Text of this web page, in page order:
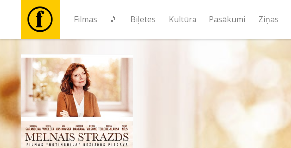
Filmas 🎵 Biļetes Kultūra Pasākumi Ziņas
Filmas
🎵
Biļetes
Kultūra